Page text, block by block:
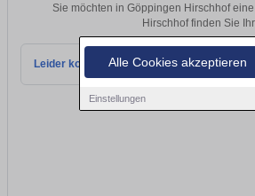
Alle Cookies akzeptieren
Einstellungen
Sie möchten in Göppingen Hirschhof
Hirschhof finden Sie
Leider konnten wir derzeit keine